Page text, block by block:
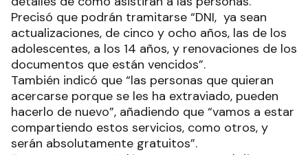
Precisó que podrán tramitarse “DNI, ya sean
actualizaciones, de cinco y ocho años, las de los
adolescentes, a los 14 años, y renovaciones de los
documentos que están vencidos”.
También indicó que “las personas que quieran
acercarse porque se les ha extraviado, pueden
hacerlo de nuevo”, añadiendo que “vamos a estar
compartiendo estos servicios, como otros, y
serán absolutamente gratuitos”.